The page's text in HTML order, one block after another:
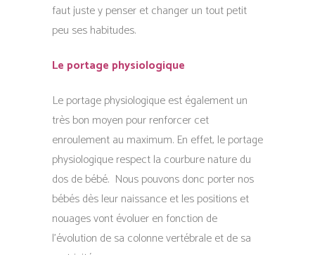
faut juste y penser et changer un tout petit
peu ses habitudes.
Le portage physiologique
Le portage physiologique est également un
très bon moyen pour renforcer cet
enroulement au maximum. En effet, le portage
physiologique respect la courbure nature du
dos de bébé. Nous pouvons donc porter nos
bébés dès leur naissance et les positions et
nouages vont évoluer en fonction de
l’évolution de sa colonne vertébrale et de sa